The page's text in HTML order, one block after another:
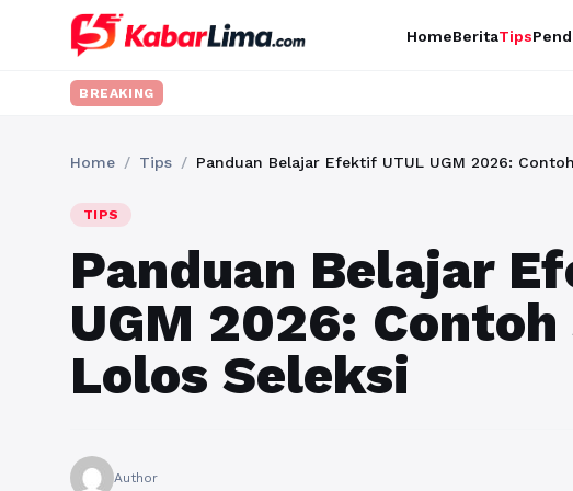
HomeBeritaTips
BREAKING
Home / Tips / Panduan Belajar Efektif UTUL UGM 2026:
TIPS
Panduan Belajar
UGM 2026:
Lolos Seleksi
Author